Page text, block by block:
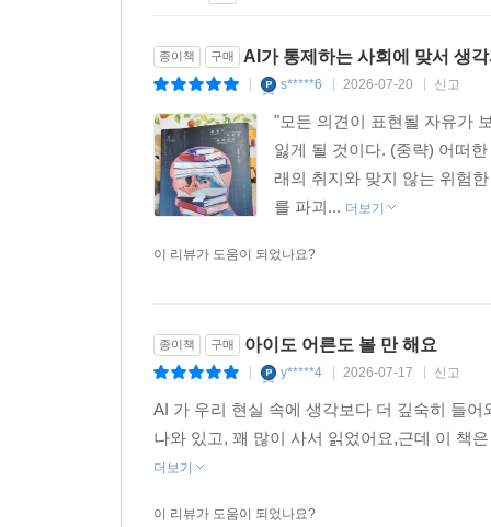
종이책 구매 AI가 통제하는 사회에 맞서 생
s*****6 2026-07-20 신고
"모든 의견이 표현될 자유가
잃게 될 것이다. (중략) 어떠
래의 취지와 맞지 않는 위험
를 파괴... 더보기
이 리뷰가 도움이 되었나요?
종이책 구매 아이도 어른도 볼 만 해요
y*****4 2026-07-17 신고
AI 가 우리 현실 속에 생각보다 더 깊숙히 들
나와 있고, 꽤 많이 사서 읽었어요,근데 이 책
더보기
이 리뷰가 도움이 되었나요?